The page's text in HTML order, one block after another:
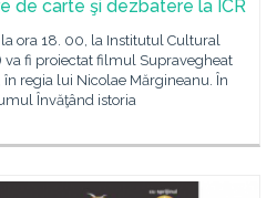
de carte şi dezbatere la ICR
ora 18. 00, la Institutul Cultural
va fi proiectat filmul Supravegheat
regia lui Nicolae Mărgineanu. În
Învăţând istoria